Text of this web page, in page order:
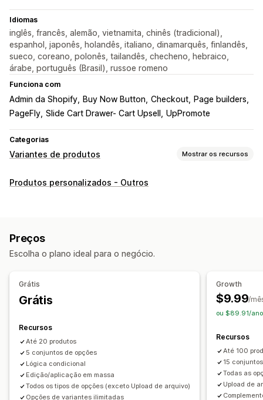
Idiomas
inglês, francês, alemão, vietnamita, chinês (tradicional),
espanhol, japonês, holandês, italiano, dinamarquês, finlandês,
sueco, coreano, polonês, tailandês, checheno, hebraico,
árabe, português (Brasil), russoe romeno
Funciona com
Admin da Shopify Buy Now Button Checkout
Page builders
PageFly Slide Cart Drawer- Cart Upsell UpPromote
Categorias
Variantes de produtos Mostrar os recursos
Personalização
Texto personalizado
CSS personalizado
HTML personalizado
Preços
Complementos
Cobranças de configuração
Estoque
Gerenciamento de SKU
Produtos personalizados - Outros
Preços
Escolha o plano ideal para o negócio.
Grátis
Grátis
Recursos
Até 20 produtos
5 conjuntos de opções
Lógica condicional
Edição/aplicação em massa
Todos os tipos de opções (exceto Upload de arquivo)
Opções de variantes ilimitadas
Growth
$9.99/
ou $89.91/
Recursos
Até 100
15
Todas as
Upload de